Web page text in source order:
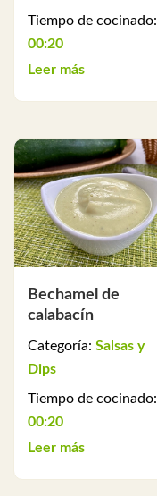
Tiempo de cocinado:
00:20
Leer más
Bechamel de
calabacín
Categoría: Salsas y
Dips
Tiempo de cocinado:
00:20
Leer más